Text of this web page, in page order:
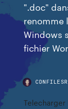
".doc"
renomme
Windows
fichier